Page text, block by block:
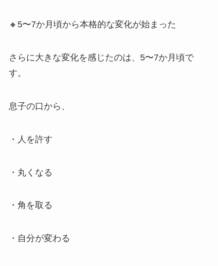
🔸5〜7か月頃から本格的な変化が始まった
さらに大きな変化を感じたのは、5〜7か月頃で
す。
息子の口から、
・人を許す
・丸くなる
・角を取る
・自分が変わる